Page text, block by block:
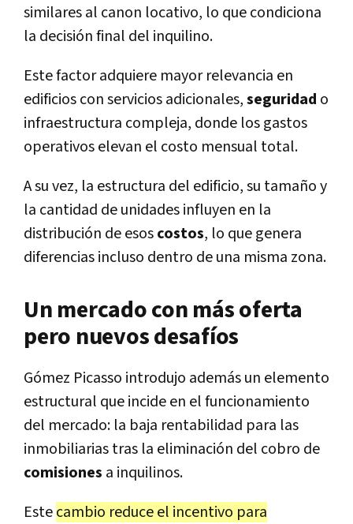
similares al canon locativo, lo que condiciona
la decisión final del inquilino.
Este factor adquiere mayor relevancia en
edificios con servicios adicionales,seguridad o
infraestructura compleja, donde los gastos
operativos elevan el costo mensual total.
A su vez, la estructura del edificio, su tamaño y
la cantidad de unidades influyen en la
distribución de esoscostos, lo que genera
diferencias incluso dentro de una misma zona.
Un mercado con más oferta
pero nuevos desafíos
Gómez Picasso introdujo además un elemento
estructural que incide en el funcionamiento
del mercado: la baja rentabilidad para las
inmobiliarias tras la eliminación del cobro de
comisiones a inquilinos.
Estecambio reduce el incentivo para